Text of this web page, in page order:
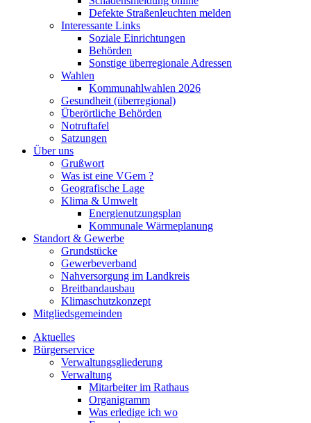
Defekte Straßenleuchten melden
Interessante Links
Soziale Einrichtungen
Behörden
Sonstige überregionale Adressen
Wahlen
Kommunahlwahlen 2026
Gesundheit (überregional)
Überörtliche Behörden
Notruftafel
Satzungen
Über uns
Grußwort
Was ist eine VGem ?
Geografische Lage
Klima & Umwelt
Energienutzungsplan
Kommunale Wärmeplanung
Standort & Gewerbe
Grundstücke
Gewerbeverband
Nahversorgung im Landkreis
Breitbandausbau
Klimaschutzkonzept
Mitgliedsgemeinden
Aktuelles
Bürgerservice
Verwaltungsgliederung
Verwaltung
Mitarbeiter im Rathaus
Organigramm
Was erledige ich wo